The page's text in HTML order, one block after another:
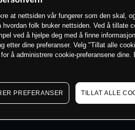
at nettsiden vår fungerer som den skal,
folk bruker nettsiden. Ved å tillate
ved å hjelpe deg med å finne
etter dine preferanser. Velg "Tillat alle
å administrere cookie-preferansene
PREFERANSER TILLAT ALLE